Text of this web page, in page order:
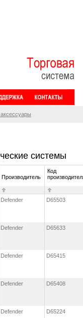
системы
Производитель
Код
Defender D65503
Defender D65633
Defender D65415
Defender D65408
Defender D65224